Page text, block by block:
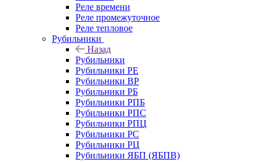
Реле времени
Реле промежуточное
Реле тепловое
Рубильники
Назад
Рубильники
Рубильники РЕ
Рубильники ВР
Рубильники РБ
Рубильники РПБ
Рубильники РПС
Рубильники РПЦ
Рубильники РС
Рубильники РЦ
Рубильники ЯБП (ЯБПВ)